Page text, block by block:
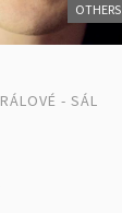
OTHERS
- SÁL